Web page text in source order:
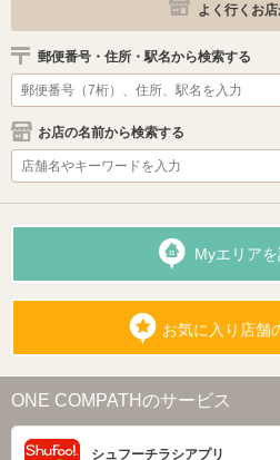
よく行くお
郵便番号・住所・駅名から検索する
お店の名前から検索する
Myエリア
お気に入り店舗
ONE COMPATHのサービス
シュフーチラシアプリ